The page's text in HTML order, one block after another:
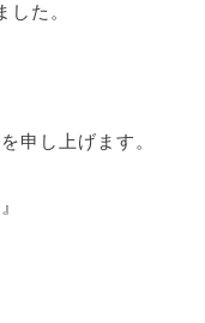
た。
申し上げます。